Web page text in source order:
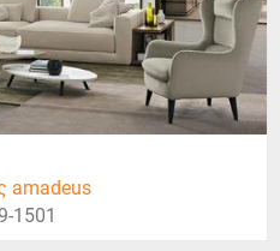
amadeus
1501